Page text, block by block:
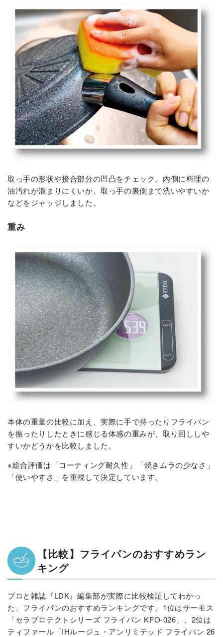
取っ手の形状や接合部分の凹凸をチェック。内側に料理の
油汚れが溜まりにくいか、取っ手の裏側まで洗いやすいか
などをジャッジしました。
重み
本体の重量の比較に加え、実際に手で持ったりフライパン
を振ったりしたときに感じる体感の重みが、取り回ししや
すいかどうかを比較しました。
※総合評価は「コーティング耐久性」「焼きムラの少なさ」
「使いやすさ」を重視して決定しています。
【比較】フライパンのおすすめラン
キング
プロと雑誌『LDK』編集部が実際に比較検証してわかっ
た、フライパンのおすすめランキングです。1位はサーモス
「セラプロテクトシリーズ フライパン KFO-026」、2位は
ティファール「IHルージュ・アンリミテッド フライパン 26